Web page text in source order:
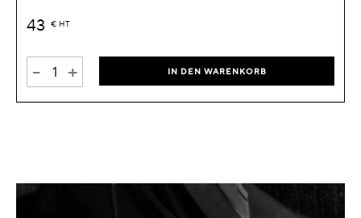
43 € HT
- + IN DEN WARENKORB